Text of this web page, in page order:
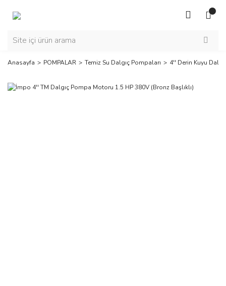
Anasayfa POMPALAR Temiz Su Dalgıç Pompaları 4'' Derin Kuyu